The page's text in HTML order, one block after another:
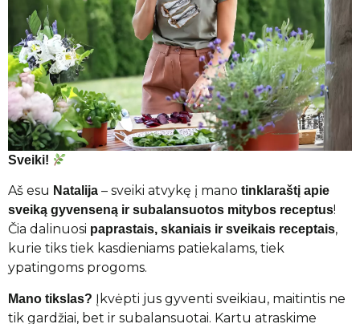
Sveiki!
Aš esu Natalija – sveiki atvykę į mano tinklaraštį apie
sveiką gyvenseną ir subalansuotos mitybos receptus!
Čia dalinuosi paprastais, skaniais ir sveikais receptais,
kurie tiks tiek kasdieniams patiekalams, tiek
ypatingoms progoms.
Mano tikslas? Įkvėpti jus gyventi sveikiau, maitintis ne
tik gardžiai, bet ir subalansuotai. Kartu atraskime